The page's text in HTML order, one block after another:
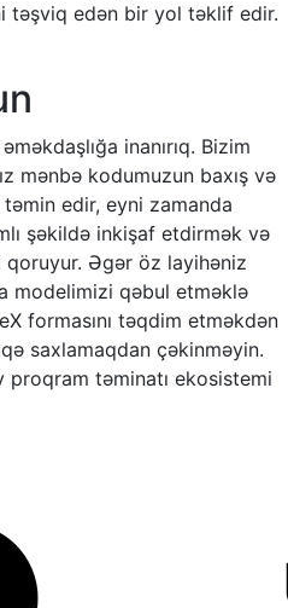
təşviq edən bir yol təklif edir.
inanırıq. Bizim
mənbə kodumuzun baxış və
edir, eyni zamanda
şəkildə inkişaf etdirmək və
Əgər öz layihəniz
modelimizi qəbul etməklə
formasını təqdim etməkdən
saxlamaqdan çəkinməyin.
təminatı ekosistemi